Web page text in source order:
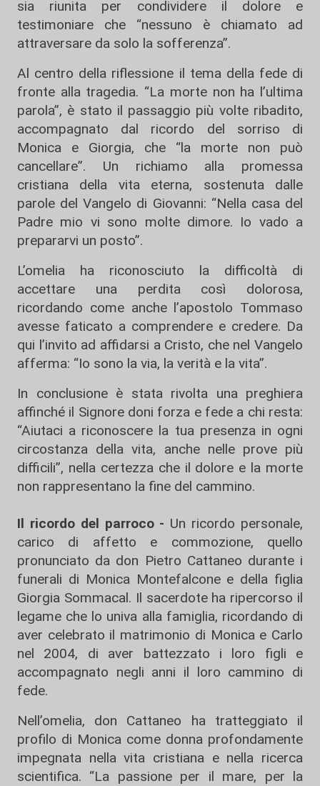
sia riunita per condividere il dolore e
testimoniare che “nessuno è chiamato ad
attraversare da solo la sofferenza”.
Al centro della riflessione il tema della fede di
fronte alla tragedia. “La morte non ha l’ultima
parola”, è stato il passaggio più volte ribadito,
accompagnato dal ricordo del sorriso di
Monica e Giorgia, che “la morte non può
cancellare”. Un richiamo alla promessa
cristiana della vita eterna, sostenuta dalle
parole del Vangelo di Giovanni: “Nella casa del
Padre mio vi sono molte dimore. Io vado a
prepararvi un posto”.
L’omelia ha riconosciuto la difficoltà di
accettare una perdita così dolorosa,
ricordando come anche l’apostolo Tommaso
avesse faticato a comprendere e credere. Da
qui l’invito ad affidarsi a Cristo, che nel Vangelo
afferma: “Io sono la via, la verità e la vita”.
In conclusione è stata rivolta una preghiera
affinché il Signore doni forza e fede a chi resta:
“Aiutaci a riconoscere la tua presenza in ogni
circostanza della vita, anche nelle prove più
difficili”, nella certezza che il dolore e la morte
non rappresentano la fine del cammino.
Il ricordo del parroco - Un ricordo personale,
carico di affetto e commozione, quello
pronunciato da don Pietro Cattaneo durante i
funerali di Monica Montefalcone e della figlia
Giorgia Sommacal. Il sacerdote ha ripercorso il
legame che lo univa alla famiglia, ricordando di
aver celebrato il matrimonio di Monica e Carlo
nel 2004, di aver battezzato i loro figli e
accompagnato negli anni il loro cammino di
fede.
Nell’omelia, don Cattaneo ha tratteggiato il
profilo di Monica come donna profondamente
impegnata nella vita cristiana e nella ricerca
scientifica. “La passione per il mare, per la